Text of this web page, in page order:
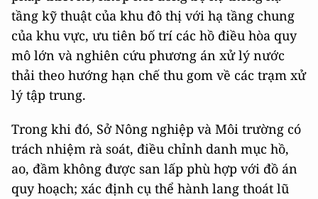
tầng kỹ thuật của khu đô thị với hạ tầng chung
của khu vực, ưu tiên bố trí các hồ điều hòa quy
mô lớn và nghiên cứu phương án xử lý nước
thải theo hướng hạn chế thu gom về các trạm xử
lý tập trung.
Trong khi đó, Sở Nông nghiệp và Môi trường có
trách nhiệm rà soát, điều chỉnh danh mục hồ,
ao, đầm không được san lấp phù hợp với đồ án
quy hoạch; xác định cụ thể hành lang thoát lũ